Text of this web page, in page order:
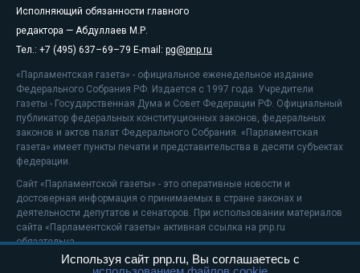
Исполняющий обязанности главного
редактора — Абдуллаев М.Р.
Тел.: +7 (495) 637–69–79 E-mail: pg@pnp.ru
«Парламентская газета» - официальное еженедельное издание
Федерального Собрания РФ. Издается с 1997 года. Учредители
газеты - Государственная Дума и Совет Федерации РФ. Официальный
публикатор федеральных конституционных законов, федеральных
законов и актов палат Федерального Собрания. «Парламентская
газета» имеет пункты печати и представительства в десяти субъектах
федерации.
Сайт «Парламентской газеты» - это оперативные новости и
достоверная информация о принимаемых в стране законах и
деятельности депутатов и сенаторов. При использовании материалов
сайта «Парламентской газеты» активная ссылка на pnp.ru
обязательна.
На информационном ресурсе применяютсярекомендательные
Используя сайт pnp.ru, Вы соглашаетесь с